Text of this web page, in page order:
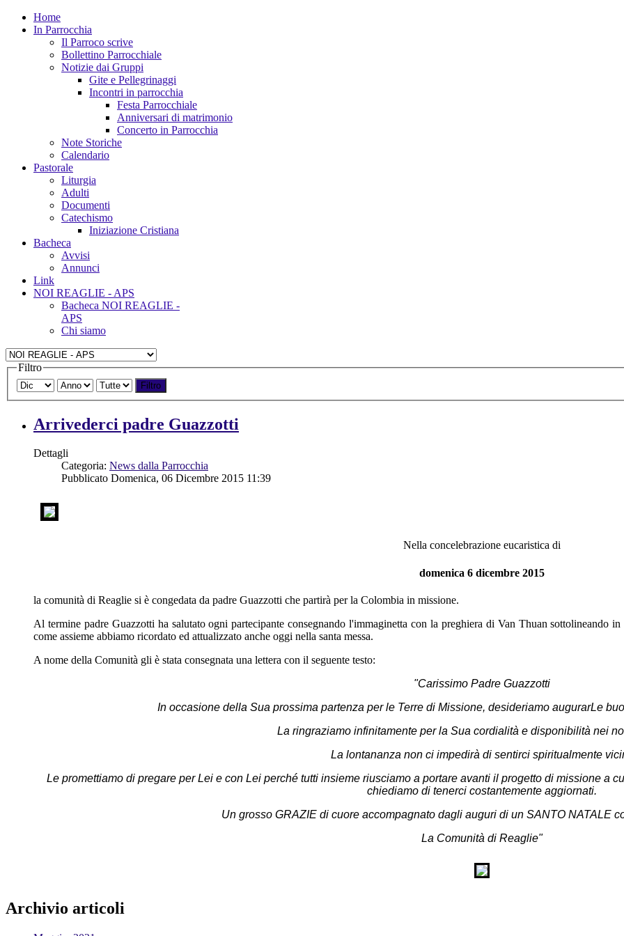
Home
In Parrocchia
Il Parroco scrive
Bollettino Parrocchiale
Notizie dai Gruppi
Gite e Pellegrinaggi
Incontri in parrocchia
Festa Parrocchiale
Anniversari di matrimonio
Concerto in Parrocchia
Note Storiche
Calendario
Pastorale
Liturgia
Adulti
Documenti
Catechismo
Iniziazione Cristiana
Bacheca
Avvisi
Annunci
Link
NOI REAGLIE - APS
Bacheca NOI REAGLIE -
APS
Chi siamo
Filtro
Filtro
Arrivederci padre Guazzotti
Dettagli
Categoria: News dalla Parrocchia
Pubblicato Domenica, 06 Dicembre 2015 11:39
Nella concelebrazione eucaristica di
domenica 6 dicembre 2015
la comunità di Reaglie si è congedata da padre Guazzotti che partirà per la Colombia in missione.
Al termine padre Guazzotti ha salutato ogni partecipante consegnando l'immaginetta con la preghiera di Van Thuan sottolineando
come assieme abbiamo ricordato ed attualizzato anche oggi nella santa messa.
A nome della Comunità gli è stata consegnata una lettera con il seguente testo:
"Carissimo Padre Guazzotti
In occasione della Sua prossima partenza per le Terre di Missione, desideriamo augurarLe
La ringraziamo infinitamente per la Sua cordialità e disponibilità nei
La lontananza non ci impedirà di sentirci spiritualmente
Le promettiamo di pregare per Lei e con Lei perché tutti insieme riusciamo a portare avanti il progetto di missione a
chiediamo di tenerci costantemente aggiornati.
Un grosso GRAZIE di cuore accompagnato dagli auguri di un SANTO NATALE
La Comunità di Reaglie"
Archivio articoli